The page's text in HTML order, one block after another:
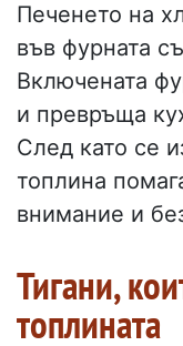
Печенето на
във фурната
Включената
и превръща
След като се
топлина
внимание и
Тигани,
топлината